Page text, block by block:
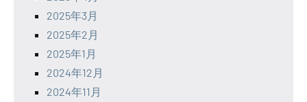
2025年3月
2025年2月
2025年1月
2024年12月
2024年11月